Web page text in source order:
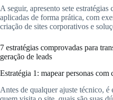
A seguir, apresento sete
aplicadas de forma prática, com
criação de sites corporativos e
7 estratégias comprovadas para
geração de leads
Estratégia 1: mapear personas com
Antes de qualquer ajuste técnico,